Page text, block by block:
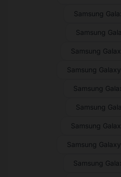
Samsung
Samsung
Samsung
Samsung
Samsung
Samsung
Samsung
Samsung
Samsung